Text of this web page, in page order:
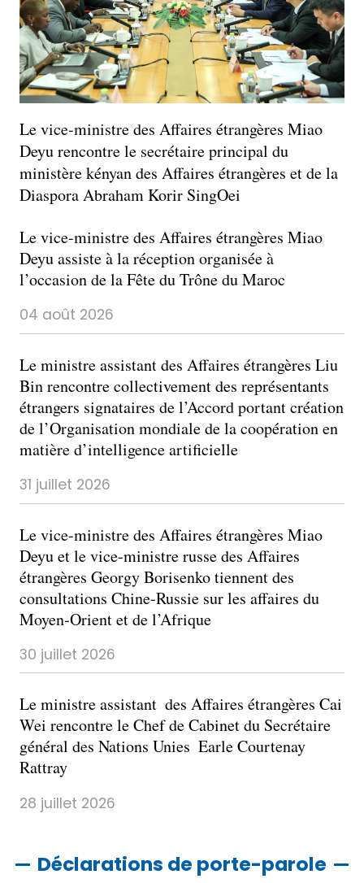
Le vice-ministre des Affaires étrangères Miao
Deyu rencontre le secrétaire principal du
ministère kényan des Affaires étrangères et de la
Diaspora Abraham Korir SingOei
Le vice-ministre des Affaires étrangères Miao
Deyu assiste à la réception organisée à
l’occasion de la Fête du Trône du Maroc
04 août 2026
Le ministre assistant des Affaires étrangères Liu
Bin rencontre collectivement des représentants
étrangers signataires de l’Accord portant création
de l’Organisation mondiale de la coopération en
matière d’intelligence artificielle
31 juillet 2026
Le vice-ministre des Affaires étrangères Miao
Deyu et le vice-ministre russe des Affaires
étrangères Georgy Borisenko tiennent des
consultations Chine-Russie sur les affaires du
Moyen-Orient et de l’Afrique
30 juillet 2026
Le ministre assistant des Affaires étrangères Cai
Wei rencontre le Chef de Cabinet du Secrétaire
général des Nations Unies Earle Courtenay
Rattray
28 juillet 2026
Déclarations de porte-parole